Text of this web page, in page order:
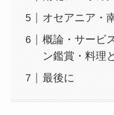
オセアニア・
概論・サービ
ン鑑賞・料理
最後に